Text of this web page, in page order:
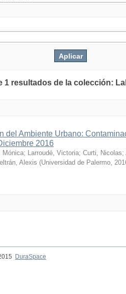
1 resultados de la colección:
del Ambiente Urbano:
2016
Mónica; Larroudé, Victoria; Curti, Nicolas;
Alexis (Universidad de Palermo,
DuraSpace